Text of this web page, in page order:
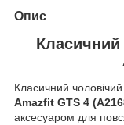
Опис
Класичний
Класичний
Amazfit GTS 4
аксесуаром для